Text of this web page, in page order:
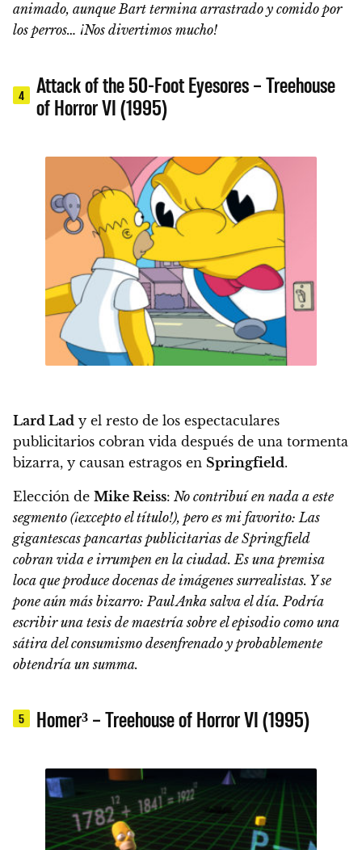
animado, aunque Bart termina arrastrado y comido por
los perros… ¡Nos divertimos mucho!
4
Attack of the 50-Foot Eyesores – Treehouse
of Horror VI (1995)
Lard Lad y el resto de los espectaculares
publicitarios cobran vida después de una tormenta
bizarra, y causan estragos en Springfield.
Elección de Mike Reiss: No contribuí en nada a este
segmento (¡excepto el título!), pero es mi favorito: Las
gigantescas pancartas publicitarias de Springfield
cobran vida e irrumpen en la ciudad. Es una premisa
loca que produce docenas de imágenes surrealistas. Y se
pone aún más bizarro: Paul Anka salva el día. Podría
escribir una tesis de maestría sobre el episodio como una
sátira del consumismo desenfrenado y probablemente
obtendría un summa.
5 Homer³ – Treehouse of Horror VI (1995)